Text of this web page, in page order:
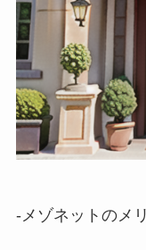
-メゾネットのメ